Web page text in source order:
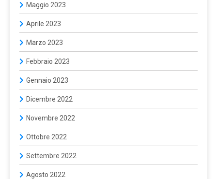
Maggio 2023
Aprile 2023
Marzo 2023
Febbraio 2023
Gennaio 2023
Dicembre 2022
Novembre 2022
Ottobre 2022
Settembre 2022
Agosto 2022